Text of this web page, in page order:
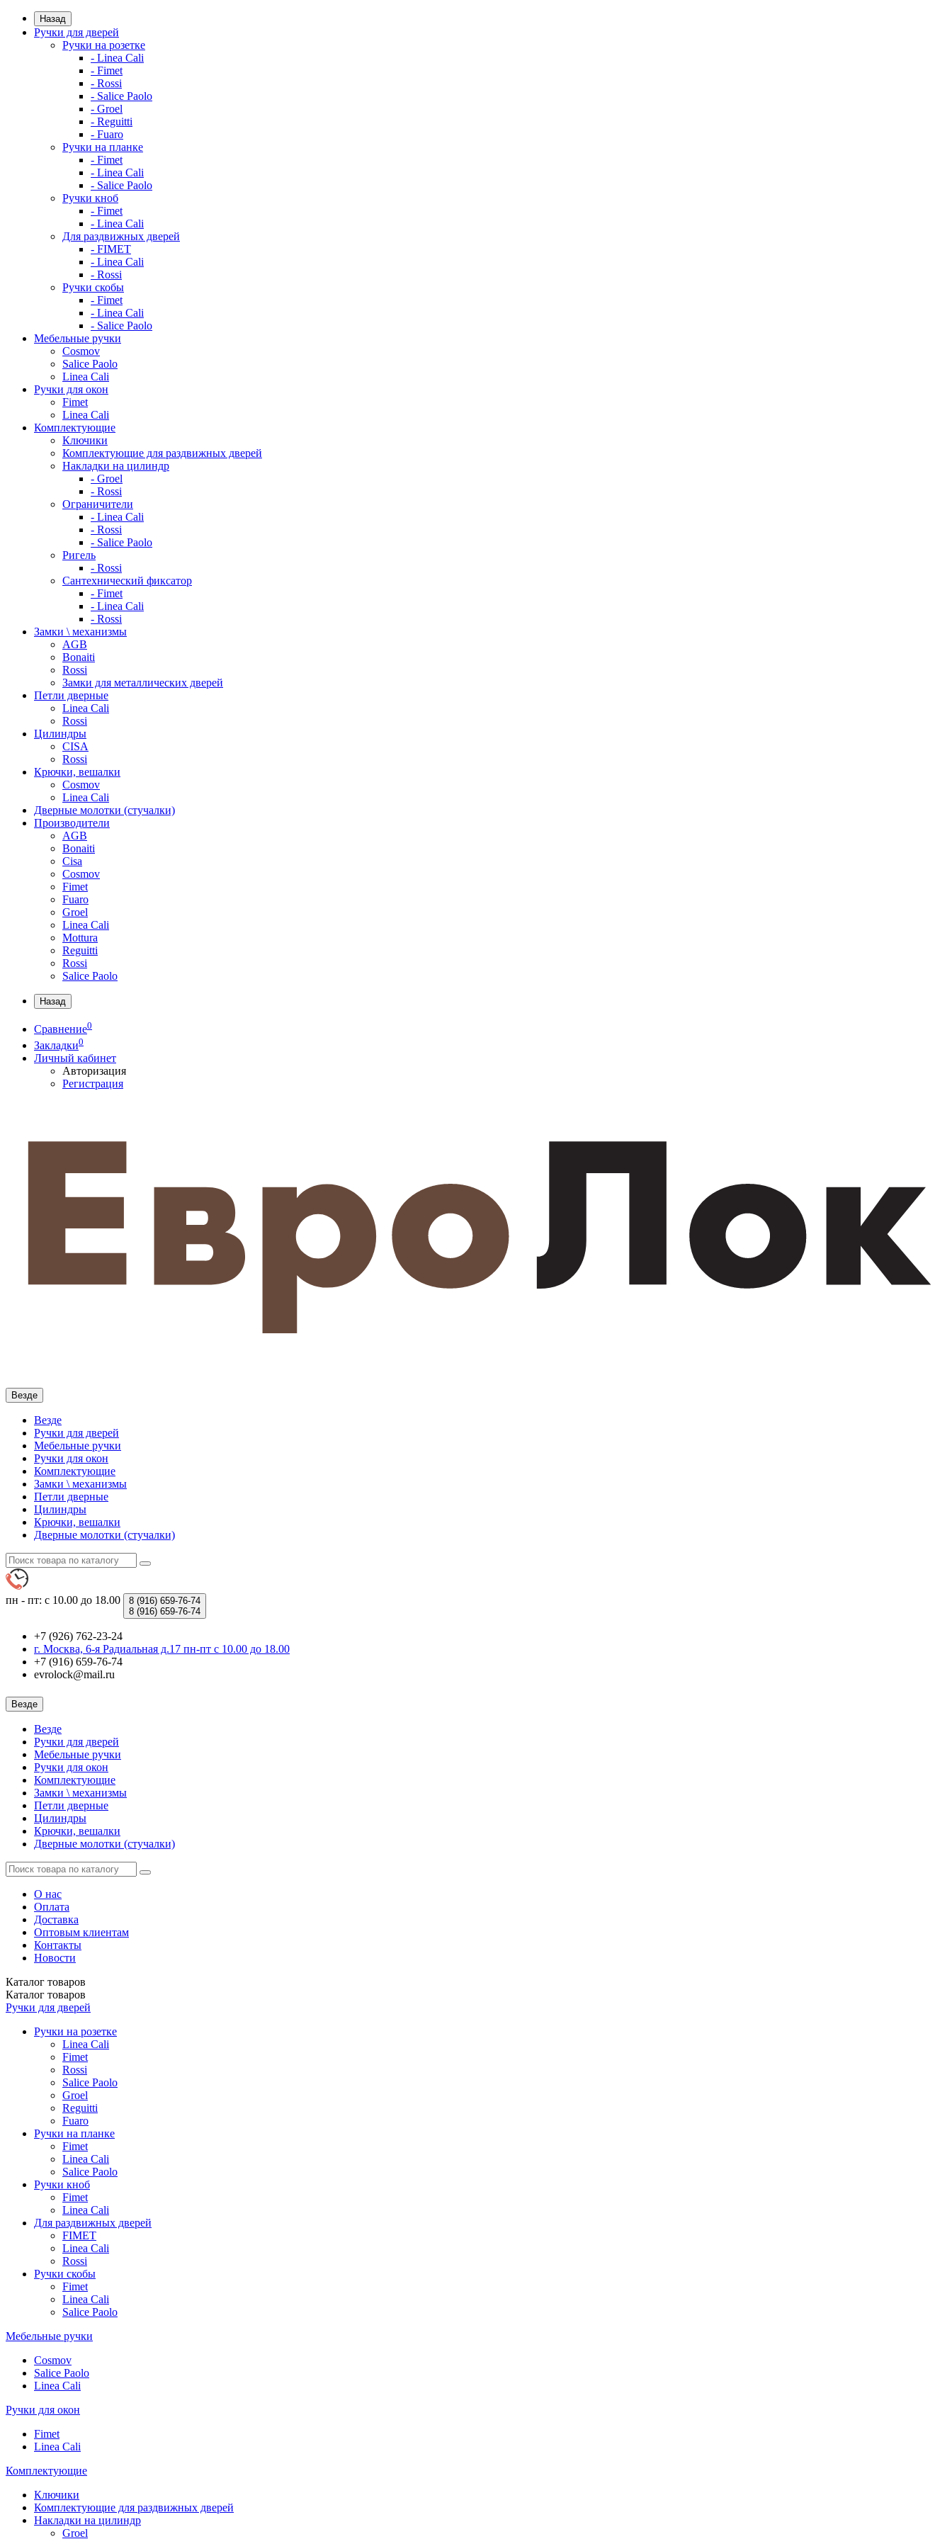
Назад
Ручки для дверей
Ручки на розетке
- Linea Cali
- Fimet
- Rossi
- Salice Paolo
- Groel
- Reguitti
- Fuaro
Ручки на планке
- Fimet
- Linea Cali
- Salice Paolo
Ручки кноб
- Fimet
- Linea Cali
Для раздвижных дверей
- FIMET
- Linea Cali
- Rossi
Ручки скобы
- Fimet
- Linea Cali
- Salice Paolo
Мебельные ручки
Cosmov
Salice Paolo
Linea Cali
Ручки для окон
Fimet
Linea Cali
Комплектующие
Ключики
Комплектующие для раздвижных дверей
Накладки на цилиндр
- Groel
- Rossi
Ограничители
- Linea Cali
- Rossi
- Salice Paolo
Ригель
- Rossi
Сантехнический фиксатор
- Fimet
- Linea Cali
- Rossi
Замки \ механизмы
AGB
Bonaiti
Rossi
Замки для металлических дверей
Петли дверные
Linea Cali
Rossi
Цилиндры
CISA
Rossi
Крючки, вешалки
Cosmov
Linea Cali
Дверные молотки (стучалки)
Производители
AGB
Bonaiti
Cisa
Cosmov
Fimet
Fuaro
Groel
Linea Cali
Mottura
Reguitti
Rossi
Salice Paolo
Назад
Сравнение0
Закладки0
Личный кабинет
Авторизация
Регистрация
Везде
Везде
Ручки для дверей
Мебельные ручки
Ручки для окон
Комплектующие
Замки \ механизмы
Петли дверные
Цилиндры
Крючки, вешалки
Дверные молотки (стучалки)
пн - пт: с 10.00 до 18.00 8 (916) 659-76-74
8 (916) 659-76-74
+7 (926) 762-23-24
г. Москва, 6-я Радиальная д.17 пн-пт с 10.00 до 18.00
+7 (916) 659-76-74
evrolock@mail.ru
Везде
Везде
Ручки для дверей
Мебельные ручки
Ручки для окон
Комплектующие
Замки \ механизмы
Петли дверные
Цилиндры
Крючки, вешалки
Дверные молотки (стучалки)
О нас
Оплата
Доставка
Оптовым клиентам
Контакты
Новости
Каталог товаров
Каталог товаров
Ручки для дверей
Ручки на розетке
Linea Cali
Fimet
Rossi
Salice Paolo
Groel
Reguitti
Fuaro
Ручки на планке
Fimet
Linea Cali
Salice Paolo
Ручки кноб
Fimet
Linea Cali
Для раздвижных дверей
FIMET
Linea Cali
Rossi
Ручки скобы
Fimet
Linea Cali
Salice Paolo
Мебельные ручки
Cosmov
Salice Paolo
Linea Cali
Ручки для окон
Fimet
Linea Cali
Комплектующие
Ключики
Комплектующие для раздвижных дверей
Накладки на цилиндр
Groel